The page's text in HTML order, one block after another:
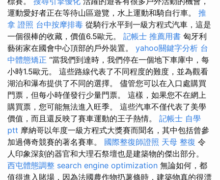
運動愛好者正在等待山區遊覽，水上運動和騎自行車。 推
拿 證照 台中按摩排毒 從騎行水平到一級方程式汽車，這是
一個很棒的收藏，價值6.5歐元。 記帳士 推薦用書 匈牙利
藝術家在國會中心頂部的戶外裝置。 yahoo關鍵字分析 台
中體態矯正 “當我們到達時，我們停在一個地下車庫中，每
小時1.5歐元。 這些路線代表了不同程度的難度，並為觀看
湖泊和瀑布提供了不同的選擇。 儘管您可以在入口處購買
門票，但每小時僅發行少量門票。 這樣，如果您不在網上
購買票，您可能無法進入旺季。 這些汽車不僅代表了美學
價值，而且還反映了賽車運動的王子熱情。 記帳士 自學
ptt 摩納哥以年度一級方程式大獎賽而聞名，其中包括曾參
加過傳奇競賽的著名賽車。 國際整復師證照 天母 整復 令
人印象深刻的器官和大理石祭壇也是建築物的傑出部分。
西屯體態調整 search engine optimization 無論如何，都
值得進入賭場，因為法國農作物扔薯條時，建築物真的很漂